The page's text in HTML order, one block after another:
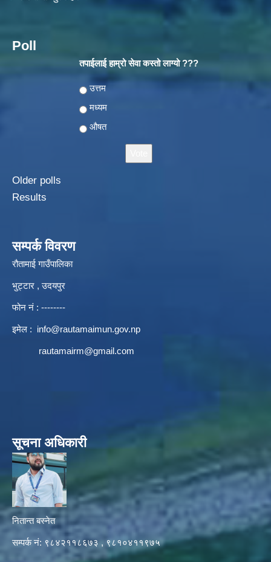
Poll
तपाईलाई हाम्रो सेवा कस्तो लाग्यो ???
Choices
उत्तम
मध्यम
औषत
Older polls
Results
सम्पर्क विवरण
रौतामाई गाउँपालिका
भुट्टार , उदयपुर
फोन नं : --------
इमेल : info@rautamaimun.gov.np
rautamairm@gmail.com
सूचना अधिकारी
नितान्त बस्नेत
सम्पर्क नं: ९८४२११८६७३ , ९८१०४११९७५